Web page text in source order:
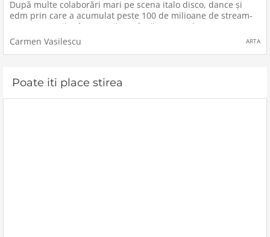
După multe colaborări mari pe scena italo disco, dance și
edm prin care a acumulat peste 100 de milioane de stream-
uri, Geo Da Silva împreună cu cântăreața Andreea Morariu,
revine cu o reinterpretare în limba română a clasicului Thelo
na
Carmen Vasilescu ARTA
Poate iti place stirea